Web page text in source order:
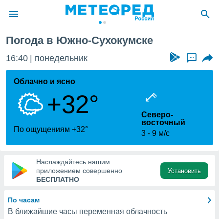
о
Вы можете
к этому
доступ
Погода в Южно-Сухокумске
16:40 понедельник ...
Облачно и ясно
+32°
По ощущениям +32°
Северо-
восточный
3
9 м/с
Наслаждайтесь нашим
приложением совершенно
БЕСПЛАТНО
Установить
По часам
В ближайшие часы переменная облачность